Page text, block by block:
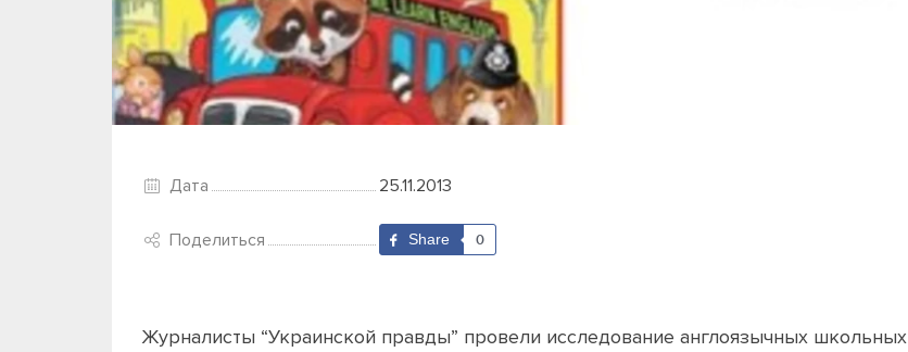
Дата 25.11.2013
Поделиться Share 0
Журналисты “Украинской правды” провели исследование англоязычных школьных